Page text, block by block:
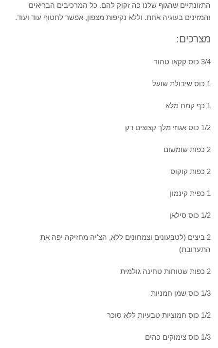
התזונתיים שהגוף שלנו כה זקוק להם. כל המרכיבים הבריאים
והמזינים בעוגיה אחת. וללא נקיפות מצפון, אפשר לחטוף עוד ועוד.
מצרכים:
3/4 כוס קקאו טהור
1 כוס שיבולת שועל
1 כף קמח מלא
1/2 כוס אגוזי מלך קצוצים דק
2 כפות שומשום
2 כפות קוקוס
1 כפית קינמון
1/2 כוס סילאן
2 ביצים (לטבעונים וצמחונים ללא, הצ'יה מחזיקה יפה את
התערובת)
2 כפות שטוחות טחינה גולמית
1/3 כוס שמן חמניות
1/2 כוס חמוציות טבעיות ללא סוכר
1/3 כוס צימוקים כהים